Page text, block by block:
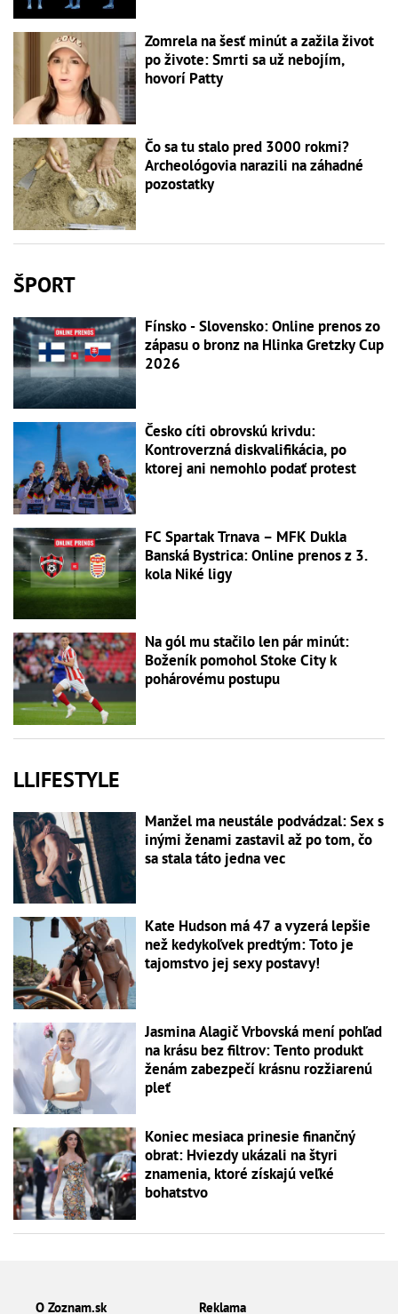
Zomrela na šesť minút a zažila život
po živote: Smrti sa už nebojím,
hovorí Patty
Čo sa tu stalo pred 3000 rokmi?
Archeológovia narazili na záhadné
pozostatky
ŠPORT
Fínsko - Slovensko: Online prenos zo
zápasu o bronz na Hlinka Gretzky Cup
2026
Česko cíti obrovskú krivdu:
Kontroverzná diskvalifikácia, po
ktorej ani nemohlo podať protest
FC Spartak Trnava – MFK Dukla
Banská Bystrica: Online prenos z 3.
kola Niké ligy
Na gól mu stačilo len pár minút:
Boženík pomohol Stoke City k
pohárovému postupu
LLIFESTYLE
Manžel ma neustále podvádzal: Sex s
inými ženami zastavil až po tom, čo
sa stala táto jedna vec
Kate Hudson má 47 a vyzerá lepšie
než kedykoľvek predtým: Toto je
tajomstvo jej sexy postavy!
Jasmina Alagič Vrbovská mení pohľad
na krásu bez filtrov: Tento produkt
ženám zabezpečí krásnu rozžiarenú
pleť
Koniec mesiaca prinesie finančný
obrat: Hviezdy ukázali na štyri
znamenia, ktoré získajú veľké
bohatstvo
O Zoznam.sk Reklama